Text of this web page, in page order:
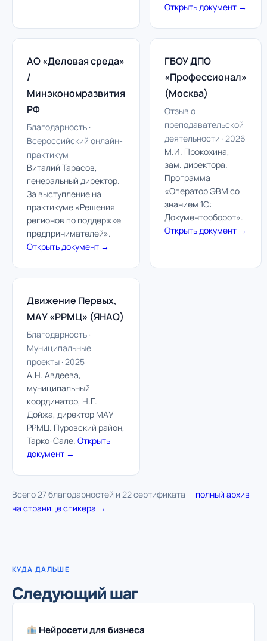
Открыть документ →
АО «Деловая среда»
/
Минэкономразвития
РФ
Благодарность ·
Всероссийский онлайн-
практикум
Виталий Тарасов,
генеральный директор.
За выступление на
практикуме «Решения
регионов по поддержке
предпринимателей».
Открыть документ →
ГБОУ ДПО
«Профессионал»
(Москва)
Отзыв о
преподавательской
деятельности · 2026
М.И. Прокохина,
зам. директора.
Программа
«Оператор ЭВМ со
знанием 1С:
Документооборот».
Открыть документ →
Движение Первых,
МАУ «РРМЦ» (ЯНАО)
Благодарность ·
Муниципальные
проекты · 2025
А.Н. Авдеева,
муниципальный
координатор, Н.Г.
Дойжа, директор МАУ
РРМЦ. Пуровский район,
Тарко-Сале. Открыть
документ →
Всего 27 благодарностей и 22 сертификата — полный архив
на странице спикера →
КУДА ДАЛЬШЕ
Следующий шаг
Нейросети для бизнеса